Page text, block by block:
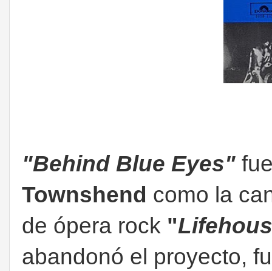
"Behind Blue Eyes"
Townshend como la
de ópera rock "
abandonó el proyecto,